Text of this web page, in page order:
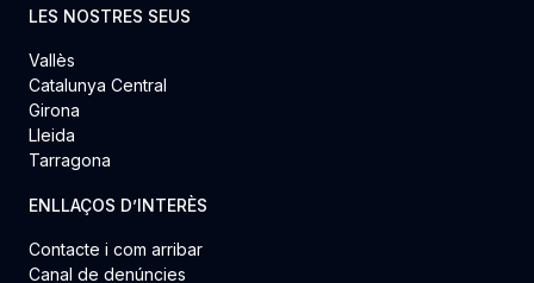
LES NOSTRES SEUS
Vallès
Catalunya Central
Girona
Lleida
Tarragona
ENLLAÇOS D’INTERÈS
Contacte i com arribar
Canal de denúncies